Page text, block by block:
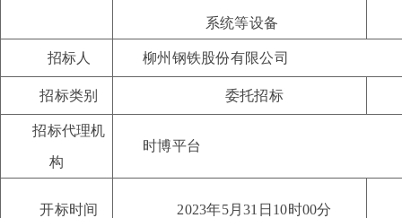
系统等设备
招标人 柳州钢铁股份有限公司
招标类别 委托招标
招标代理机
构
时博平台
开标时间 2023年5月31 日 10时00分